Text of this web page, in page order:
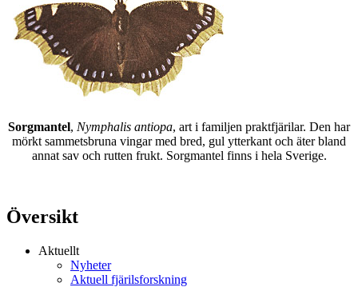
Sorgmantel, Nymphalis antiopa, art i familjen praktfjärilar. Den har
mörkt sammetsbruna vingar med bred, gul ytterkant och äter bland
annat sav och rutten frukt. Sorgmantel finns i hela Sverige.
Översikt
Aktuellt
Nyheter
Aktuell fjärilsforskning